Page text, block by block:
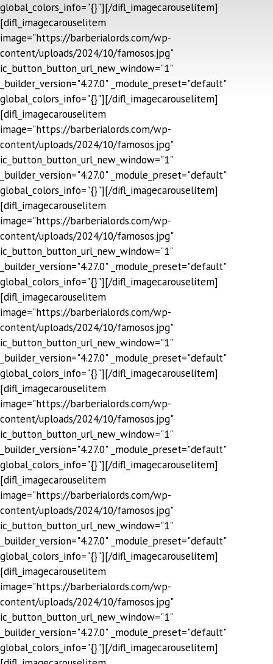
global_colors_info="{}"][/difl_imagecarouselitem]
[difl_imagecarouselitem
image="https://barberialords.com/wp-
content/uploads/2024/10/famosos.jpg"
ic_button_button_url_new_window="1"
_builder_version="4.27.0" _module_preset="default"
global_colors_info="{}"][/difl_imagecarouselitem]
[difl_imagecarouselitem
image="https://barberialords.com/wp-
content/uploads/2024/10/famosos.jpg"
ic_button_button_url_new_window="1"
_builder_version="4.27.0" _module_preset="default"
global_colors_info="{}"][/difl_imagecarouselitem]
[difl_imagecarouselitem
image="https://barberialords.com/wp-
content/uploads/2024/10/famosos.jpg"
ic_button_button_url_new_window="1"
_builder_version="4.27.0" _module_preset="default"
global_colors_info="{}"][/difl_imagecarouselitem]
[difl_imagecarouselitem
image="https://barberialords.com/wp-
content/uploads/2024/10/famosos.jpg"
ic_button_button_url_new_window="1"
_builder_version="4.27.0" _module_preset="default"
global_colors_info="{}"][/difl_imagecarouselitem]
[difl_imagecarouselitem
image="https://barberialords.com/wp-
content/uploads/2024/10/famosos.jpg"
ic_button_button_url_new_window="1"
_builder_version="4.27.0" _module_preset="default"
global_colors_info="{}"][/difl_imagecarouselitem]
[difl_imagecarouselitem
image="https://barberialords.com/wp-
content/uploads/2024/10/famosos.jpg"
ic_button_button_url_new_window="1"
_builder_version="4.27.0" _module_preset="default"
global_colors_info="{}"][/difl_imagecarouselitem]
[difl_imagecarouselitem
image="https://barberialords.com/wp-
content/uploads/2024/10/famosos.jpg"
ic_button_button_url_new_window="1"
_builder_version="4.27.0" _module_preset="default"
global_colors_info="{}"][/difl_imagecarouselitem]